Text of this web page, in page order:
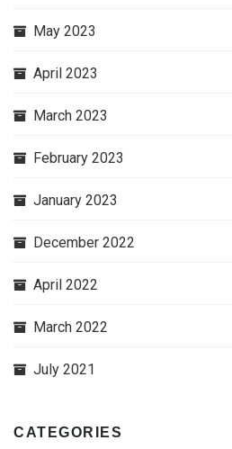
May 2023
April 2023
March 2023
February 2023
January 2023
December 2022
April 2022
March 2022
July 2021
CATEGORIES